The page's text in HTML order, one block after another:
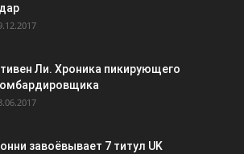
Ли. Хроника пикирующего
завоёвывает 7 титул UK